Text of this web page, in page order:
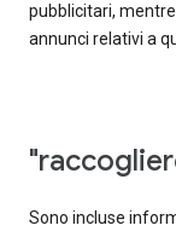
pubblicitari,
annunci relativi a
Sono incluse